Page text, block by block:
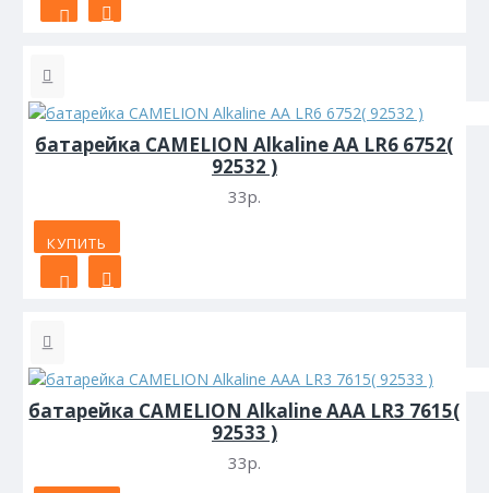
батарейка CAMELION Alkaline АА LR6 6752(
92532 )
33р.
КУПИТЬ
батарейка CAMELION Alkaline ААА LR3 7615(
92533 )
33р.